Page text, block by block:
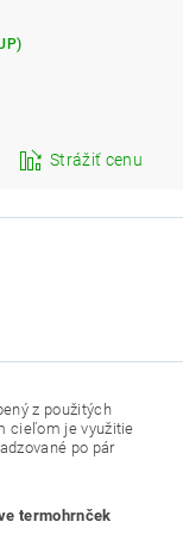
Strážiť cenu
z použitých
cieľom je využitie
po pár
termohrnček